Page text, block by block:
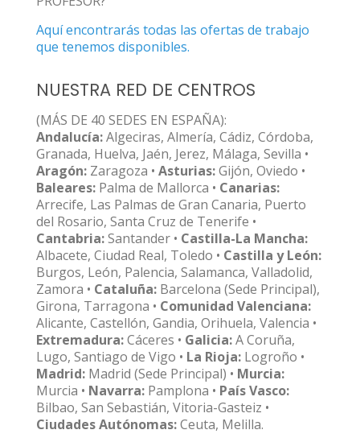
Aquí encontrarás todas las ofertas de trabajo
que tenemos disponibles.
NUESTRA RED DE CENTROS
(MÁS DE 40 SEDES EN ESPAÑA):
Andalucía:Algeciras, Almería, Cádiz, Córdoba,
Granada, Huelva, Jaén, Jerez, Málaga, Sevilla •
Aragón: Zaragoza • Asturias:Gijón, Oviedo •
Baleares: Palma de Mallorca • Canarias:
Arrecife, Las Palmas de Gran Canaria, Puerto
del Rosario, Santa Cruz de Tenerife •
Cantabria:Santander • Castilla-La Mancha:
Albacete, Ciudad Real, Toledo • Castilla y León:
Burgos, León, Palencia, Salamanca, Valladolid,
Zamora • Cataluña: Barcelona (Sede Principal),
Girona, Tarragona • Comunidad Valenciana:
Alicante, Castellón, Gandia, Orihuela, Valencia •
Extremadura:Cáceres • Galicia:A Coruña,
Lugo, Santiago de Vigo • La Rioja: Logroño •
Madrid: Madrid (Sede Principal) • Murcia:
Murcia • Navarra: Pamplona • País Vasco:
Bilbao, San Sebastián, Vitoria-Gasteiz •
Ciudades Autónomas:Ceuta, Melilla.